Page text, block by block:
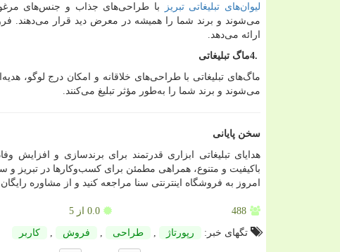
لیوان‌های تبلیغاتی تبریز
با طراحی‌های جذاب و جنس‌های
می‌شوند و برند شما را همیشه در معرض دید قرار می‌دهند.
ارائه می‌دهد.
4.ماگ تبلیغاتی
ماگ‌های تبلیغاتی با طراحی‌های خلاقانه و امکان درج لوگو،
می‌شوند و برند شما را به‌طور مؤثر تبلیغ می‌کنند.
سخن پایانی
هدایای تبلیغاتی ابزاری قدرتمند برای برندسازی و افزایش
باکیفیت و متنوع، همراهی مطمئن برای کسب‌وکارها در تبریز و
امروز به فروشگاه اینترنتی سنا مراجعه کنید و از مشاوره
488
0.0از 5
تگهای خبر:
رپورتاژ طراحی فروش كاربر